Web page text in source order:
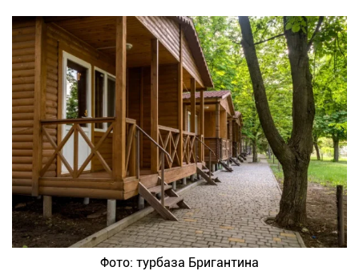
Фото: турбаза Бригантина